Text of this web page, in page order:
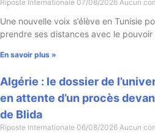
Riposte Internationale 07/08/2026 Aucun
Une nouvelle voix s’élève en Tunisie
prendre ses distances avec le pouvoir
En savoir plus »
Algérie : le dossier de
en attente d’un procès
de Blida
Riposte Internationale 06/08/2026 Aucun